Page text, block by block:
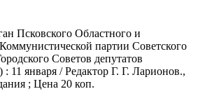
Псковского Областного и
партии Советского
Советов депутатов
11 января / Редактор Г. Г. Ларионов.,
; Цена 20 коп.